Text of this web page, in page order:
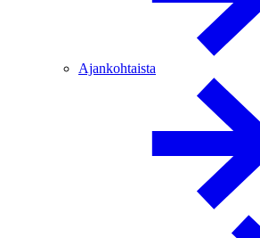
Ajankohtaista